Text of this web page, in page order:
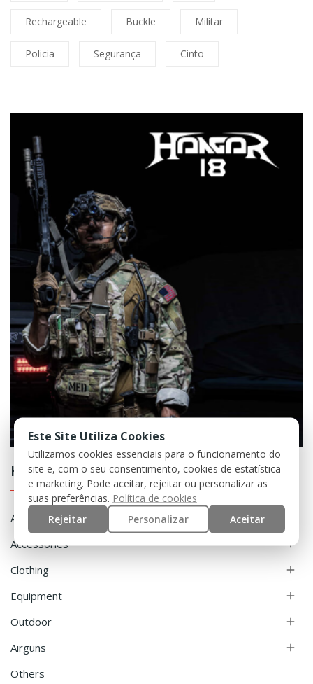
Rechargeable Buckle Militar
Policia Segurança Cinto
Home
Airsoft
Accessories 
Clothing 
Equipment 
Outdoor 
Airguns 
Others
Este Site Utiliza Cookies
Utilizamos cookies essenciais para o funcionamento do
site e, com o seu consentimento, cookies de estatística
e marketing. Pode aceitar, rejeitar ou personalizar as
suas preferências. Política de cookies
Rejeitar
Personalizar Aceitar